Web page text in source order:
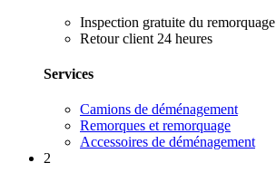
Inspection gratuite du remorquage
Retour client 24 heures
Services
Camions de déménagement
Remorques et remorquage
Accessoires de déménagement
2